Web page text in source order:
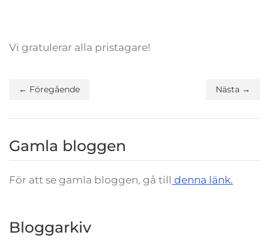
Vi gratulerar alla pristagare!
← Föregående Nästa →
Gamla bloggen
För att se gamla bloggen, gå till denna länk.
Bloggarkiv